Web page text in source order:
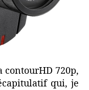
contourHD 720p,
qui, je